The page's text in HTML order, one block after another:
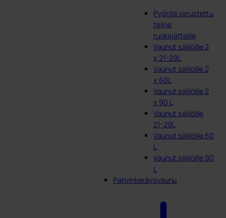
Pyörillä varustettu
teline
ruokajätteille
Vaunut säiliöille 2
x 21-29L
Vaunut säiliöille 2
x 60L
Vaunut säiliöille 2
x 90 L
Vaunut säiliöille
21-29L
Vaunut säiliöille 60
L
Vaunut säiliöille 90
L
Pahvinkeräysvaunu